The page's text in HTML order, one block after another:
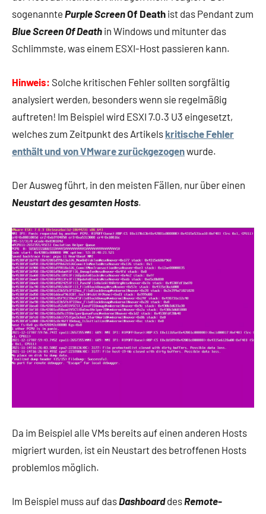
sogenannte Purple ScreenOf Death ist das Pendant zum
Blue Screen Of Death in Windows und mitunter das
Schlimmste, was einem ESXI-Host passieren kann.
Hinweis: Solche kritischen Fehler sollten sorgfältig
analysiert werden, besonders wenn sie regelmäßig
auftreten! Im Beispiel wird ESXI 7.0.3 U3 eingesetzt,
welches zum Zeitpunkt des Artikels kritische Fehler
enthält und von VMware zurückgezogenwurde.
Der Ausweg führt, in den meisten Fällen, nur über einen
Neustart des gesamten Hosts.
Da im Beispiel alle VMs bereits auf einen anderen Hosts
migriert wurden, ist ein Neustart des betroffenen Hosts
problemlos möglich.
Im Beispiel muss auf dasDashboarddesRemote-